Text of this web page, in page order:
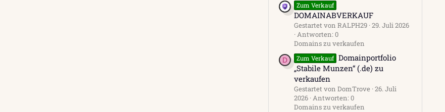
Zum Verkauf
DOMAINABVERKAUF
Gestartet von RALPH29 29. Juli 2026
Antworten: 0
Domains zu verkaufen
D Zum Verkauf Domainportfolio
„Stabile Munzen“ (.de) zu
verkaufen
Gestartet von DomTrove 26. Juli
2026 Antworten: 0
Domains zu verkaufen